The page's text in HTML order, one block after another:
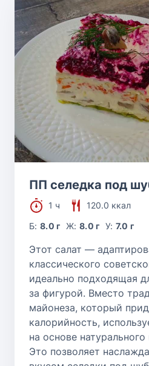
ПП селедка под
1 ч
120.0 ккал
Б:8.0 г Ж: 8.0 г У: 7.0 г
Этот салат —
классического
идеально подходящая
за фигурой. Вместо
майонеза, который
калорийность,
на основе
Это позволяет